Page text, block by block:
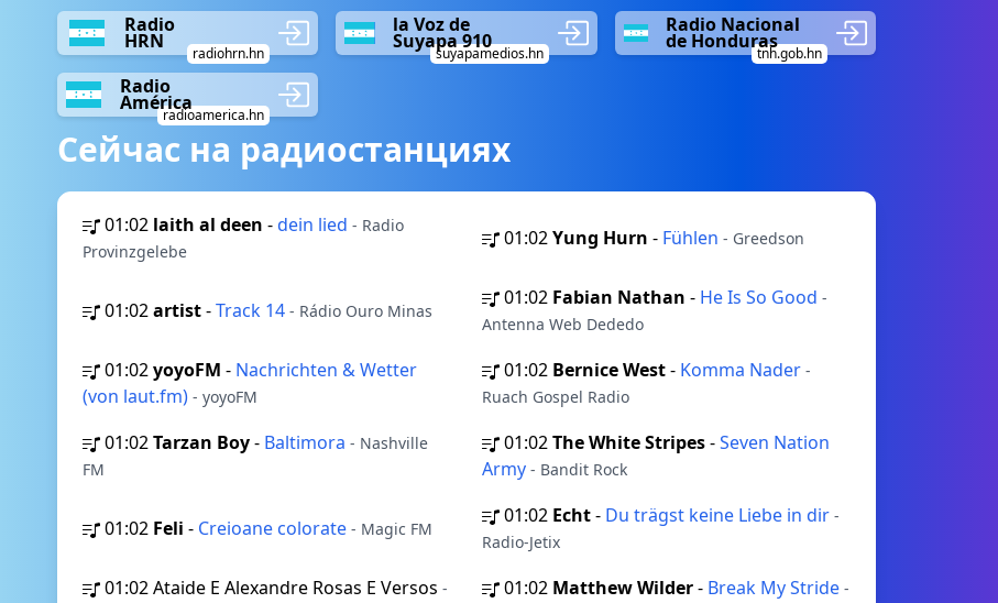
Radio
HRN
radiohrn.hn
la Voz de
Suyapa 910
suyapamedios.hn
Radio Nacional
de Honduras
tnh.gob.hn
Radio
América
radioamerica.hn
Сейчас на радиостанциях
01:02 laith al deen -dein lied - Radio
Provinzgelebe
01:02Yung Hurn - Fühlen - Greedson
01:02artist-Track 14 - Rádio Ouro Minas
01:02 Fabian Nathan - He Is So Good -
Antenna Web Dededo
01:02yoyoFM - Nachrichten & Wetter
(von laut.fm) - yoyoFM
01:02 Bernice West- Komma Nader -
Ruach Gospel Radio
01:02Tarzan Boy- Baltimora - Nashville
FM
01:02The White Stripes-Seven Nation
Army - Bandit Rock
01:02 Feli - Creioane colorate - Magic FM
01:02 Echt- Du trägst keine Liebe in dir -
Radio-Jetix
01:02Ataide E Alexandre Rosas E Versos -
01:02 Matthew Wilder- Break My Stride -